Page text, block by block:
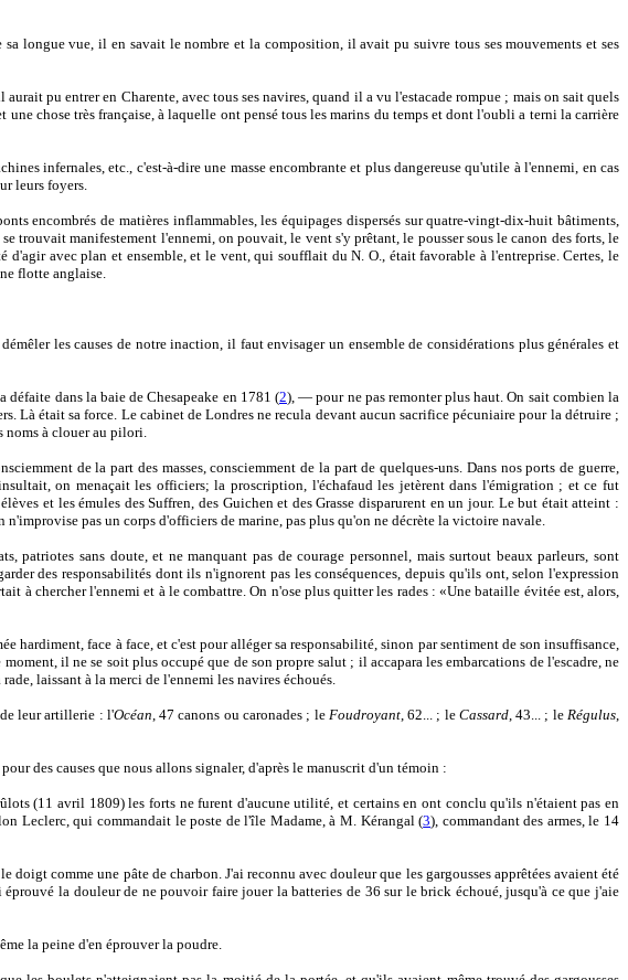
longue vue, il en savait le nombre et la composition, il avait pu suivre tous ses mouvements et ses
pu entrer en Charente, avec tous ses navires, quand il a vu l'estacade rompue ; mais on sait quels
chose très française, à laquelle ont pensé tous les marins du temps et dont l'oubli a terni la carrière
infernales, etc., c'est-à-dire une masse encombrante et plus dangereuse qu'utile à l'ennemi, en cas
leurs foyers.
encombrés de matières inflammables, les équipages dispersés sur quatre-vingt-dix-huit bâtiments,
trouvait manifestement l'ennemi, on pouvait, le vent s'y prêtant, le pousser sous le canon des forts, le
avec plan et ensemble, et le vent, qui soufflait du N. O., était favorable à l'entreprise. Certes, le
flotte anglaise.
les causes de notre inaction, il faut envisager un ensemble de considérations plus générales et
dans la baie de Chesapeake en 1781 (2), — pour ne pas remonter plus haut. On sait combien la
Là était sa force. Le cabinet de Londres ne recula devant aucun sacrifice pécuniaire pour la détruire ;
noms à clouer au pilori.
de la part des masses, consciemment de la part de quelques-uns. Dans nos ports de guerre,
on menaçait les officiers; la proscription, l'échafaud les jetèrent dans l'émigration ; et ce fut
et les émules des Suffren, des Guichen et des Grasse disparurent en un jour. Le but était atteint :
pas un corps d'officiers de marine, pas plus qu'on ne décrète la victoire navale.
sans doute, et ne manquant pas de courage personnel, mais surtout beaux parleurs, sont
des responsabilités dont ils n'ignorent pas les conséquences, depuis qu'ils ont, selon l'expression
à chercher l'ennemi et à le combattre. On n'ose plus quitter les rades : «Une bataille évitée est, alors,
face à face, et c'est pour alléger sa responsabilité, sinon par sentiment de son insuffisance,
il ne se soit plus occupé que de son propre salut ; il accapara les embarcations de l'escadre, ne
laissant à la merci de l'ennemi les navires échoués.
de leur artillerie : l'Océan, 47 canons ou caronades ; le Foudroyant, 62... ; le Cassard, 43... ; leRégulus,
des causes que nous allons signaler, d'après le manuscrit d'un témoin :
(11 avril 1809) les forts ne furent d'aucune utilité, et certains en ont conclu qu'ils n'étaient pas en
Leclerc, qui commandait le poste de l'île Madame, à M. Kérangal (3), commandant des armes, le 14
comme une pâte de charbon. J'ai reconnu avec douleur que les gargousses apprêtées avaient été
la douleur de ne pouvoir faire jouer la batteries de 36 sur le brick échoué, jusqu'à ce que j'aie
la peine d'en éprouver la poudre.